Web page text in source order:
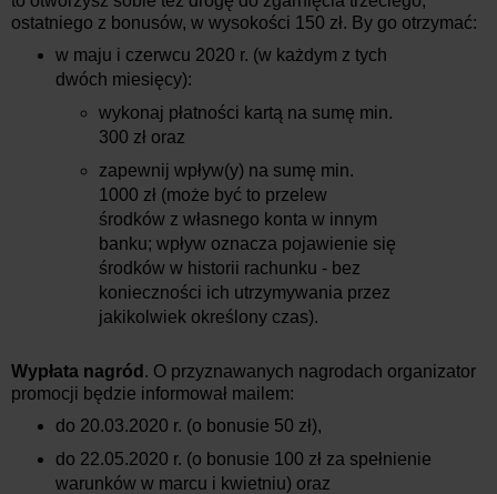
ostatniego z bonusów, w wysokości 150 zł. By go otrzymać:
w maju i czerwcu 2020 r. (w każdym z tych
dwóch miesięcy):
wykonaj płatności kartą na sumę min.
300 zł oraz
zapewnij wpływ(y) na sumę min.
1000 zł (może być to przelew
środków z własnego konta w innym
banku; wpływ oznacza pojawienie się
środków w historii rachunku - bez
konieczności ich utrzymywania przez
jakikolwiek określony czas).
Wypłata nagród . O przyznawanych nagrodach organizator
promocji będzie informował mailem:
do 20.03.2020 r. (o bonusie 50 zł),
do 22.05.2020 r. (o bonusie 100 zł za spełnienie
warunków w marcu i kwietniu) oraz